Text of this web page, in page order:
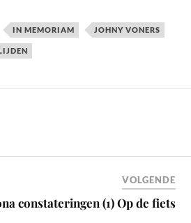
IN MEMORIAM JOHNY VONERS
VOLGENDE
constateringen (1) Op de fiets